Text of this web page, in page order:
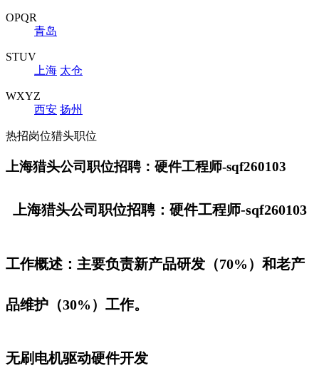
OPQR
青岛
STUV
上海 太仓
WXYZ
西安 扬州
热招岗位猎头职位
上海猎头公司职位招聘：硬件工程师-sqf260103
上海猎头公司职位招聘：硬件工程师-sqf260103
工作概述：主要负责新产品研发（70%）和老产
品维护（30%）工作。
无刷电机驱动硬件开发